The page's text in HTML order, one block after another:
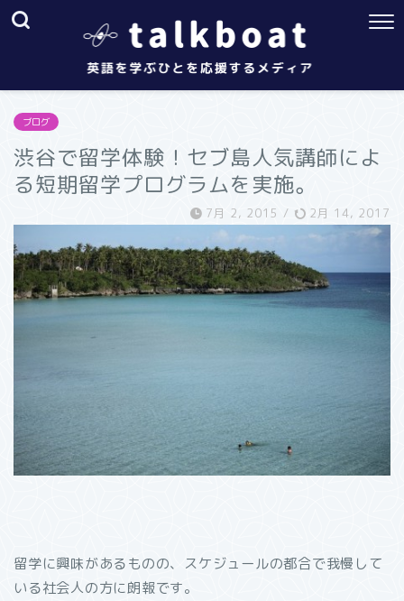
ブログ
渋谷で留学体験！セブ島人気講師によ
る短期留学プログラムを実施。
7月 2, 2015 / 2月 14, 2017
留学に興味があるものの、スケジュールの都合で我慢して
いる社会人の方に朗報です。